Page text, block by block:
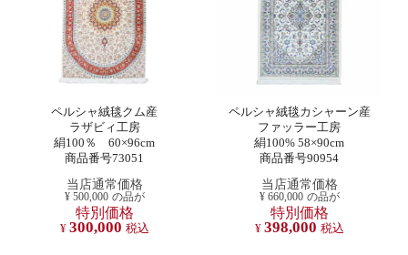
ペルシャ絨毯クム産
ラザビィ工房
絹100％ 60×96cm
商品番号73051
当店通常価格
¥ 500,000 の品が
特別価格
¥ 300,000 税込
ペルシャ絨毯カシャーン産
ファッラー工房
絹100% 58×90cm
商品番号90954
当店通常価格
¥ 660,000 の品が
特別価格
¥ 398,000 税込